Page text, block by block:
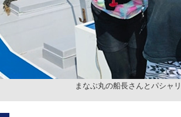
まなぶ丸の船長さんとパシャリ